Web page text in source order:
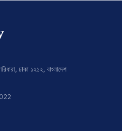
ঢাকা ১২১২, বাংলাদেশ